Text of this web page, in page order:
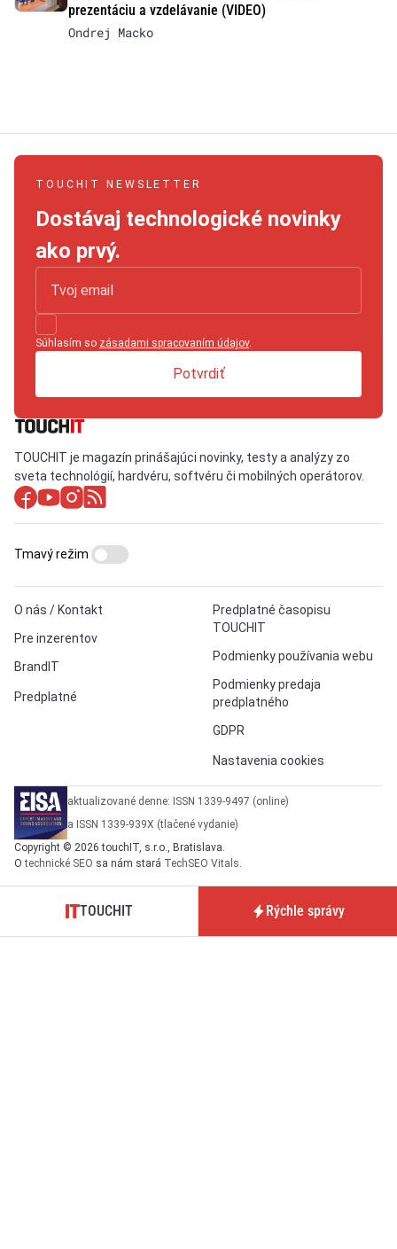
prezentáciu a vzdelávanie (VIDEO)
Ondrej Macko
TOUCHIT NEWSLETTER
Dostávaj technologické novinky
ako prvý.
Súhlasím so zásadami spracovaním údajov.
Potvrdiť
TOUCHIT je magazín prinášajúci novinky, testy a analýzy zo
sveta technológií, hardvéru, softvéru či mobilných operátorov.
O nás / Kontakt
Pre inzerentov
BrandIT
Predplatné
Predplatné časopisu
TOUCHIT
Podmienky používania webu
Podmienky predaja
predplatného
GDPR
Nastavenia cookies
Tmavý režim
aktualizované denne: ISSN 1339-9497 (online)
a ISSN 1339-939X (tlačené vydanie)
Copyright © 2026 touchIT, s.r.o., Bratislava.
Otechnické SEO sa nám stará TechSEO Vitals
TOUCHIT Rýchle správy